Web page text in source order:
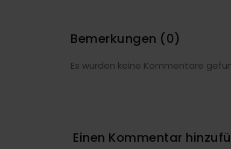
Bemerkungen (0)
Es wurden keine Kommentare
Einen Kommentar